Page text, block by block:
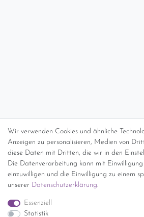
Wir verwenden Cookies und ähnliche
Anzeigen zu personalisieren, Medien von
diese Daten mit Dritten, die wir in den
Die Datenverarbeitung kann mit
einzuwilligen und die Einwilligung zu einem
unserer Daten­schutz­erklärung.
Essenziell
Statistik